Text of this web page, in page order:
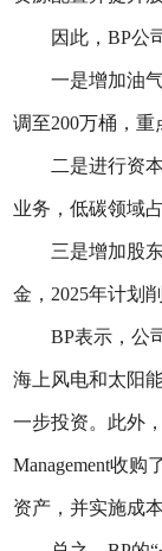
因此，BP公
一是增加油
调至200万桶，重
二是进行资
业务，低碳领域
三是增加股
金，2025年计划
BP表示，公
海上风电和太阳
一步投资。此外
Management收
资产，并实施成